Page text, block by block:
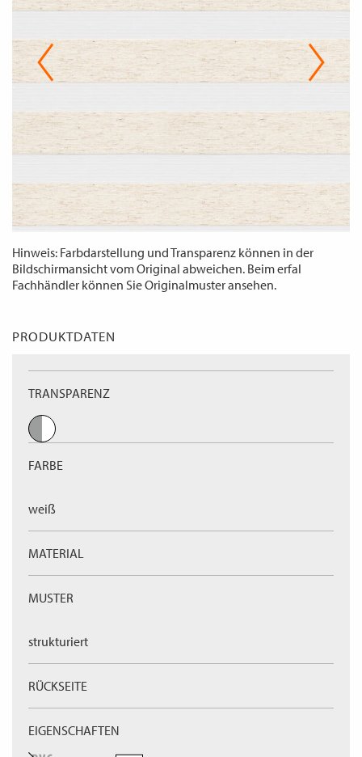
WECHSELN
DE
Hinweis: Farbdarstellung und Transparenz können in der
Bildschirmansicht vom Original abweichen. Beim erfal
Fachhändler können Sie Originalmuster ansehen.
PRODUKTDATEN
TRANSPARENZ
FARBE
weiß
MATERIAL
MUSTER
strukturiert
RÜCKSEITE
EIGENSCHAFTEN